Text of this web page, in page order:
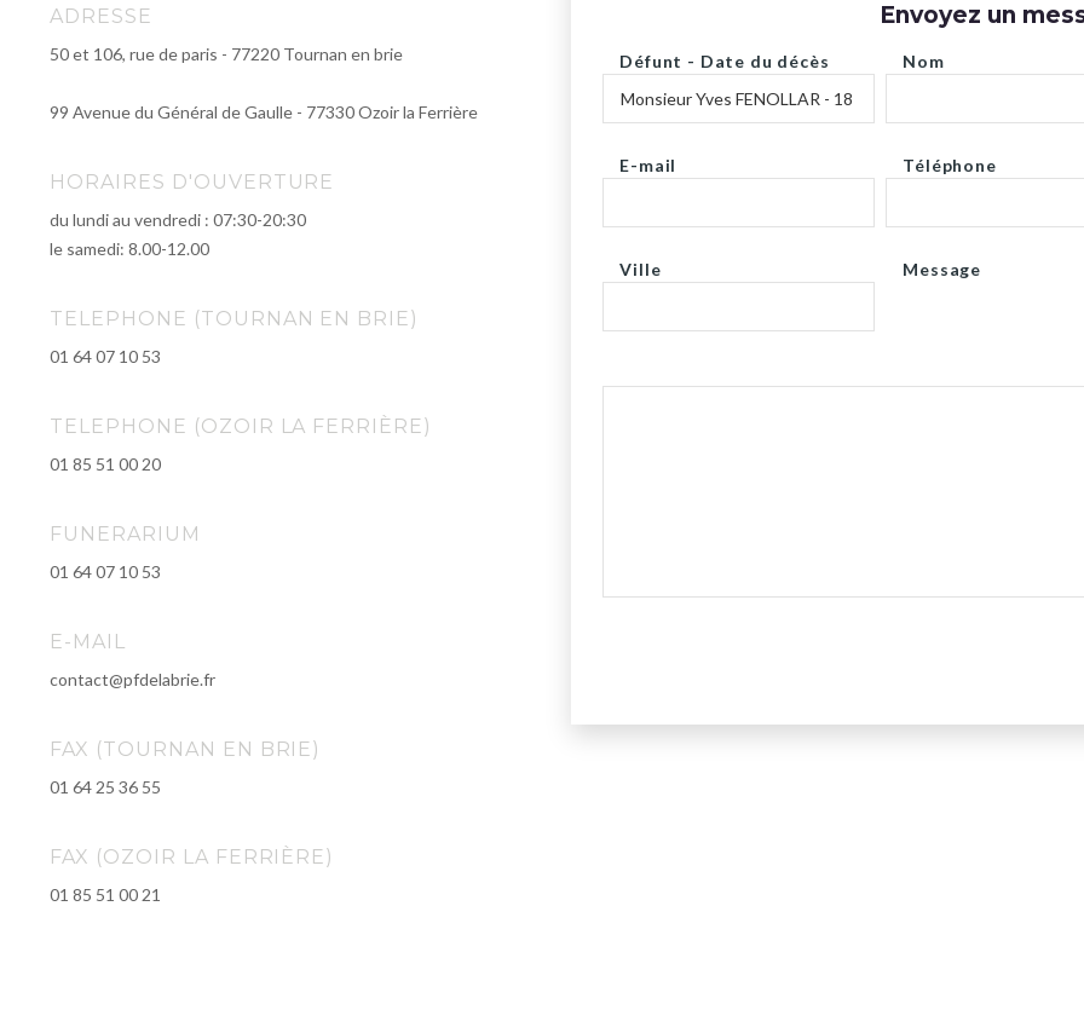
ADRESSE
50 et 106, rue de paris - 77220 Tournan en brie
99 Avenue du Général de Gaulle - 77330 Ozoir la Ferrière
HORAIRES D'OUVERTURE
du lundi au vendredi : 07:30-20:30
le samedi: 8.00-12.00
TELEPHONE (TOURNAN EN BRIE)
01 64 07 10 53
TELEPHONE (OZOIR LA FERRIÈRE)
01 85 51 00 20
FUNERARIUM
01 64 07 10 53
E-MAIL
contact@pfdelabrie.fr
FAX (TOURNAN EN BRIE)
01 64 25 36 55
FAX (OZOIR LA FERRIÈRE)
01 85 51 00 21
Envoyez un
Défunt - Date du décès Nom
E-mail Téléphone
Ville Message